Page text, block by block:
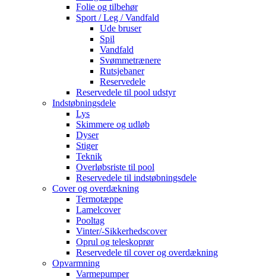
Folie og tilbehør
Sport / Leg / Vandfald
Ude bruser
Spil
Vandfald
Svømmetrænere
Rutsjebaner
Reservedele
Reservedele til pool udstyr
Indstøbningsdele
Lys
Skimmere og udløb
Dyser
Stiger
Teknik
Overløbsriste til pool
Reservedele til indstøbningsdele
Cover og overdækning
Termotæppe
Lamelcover
Pooltag
Vinter/-Sikkerhedscover
Oprul og teleskoprør
Reservedele til cover og overdækning
Opvarmning
Varmepumper